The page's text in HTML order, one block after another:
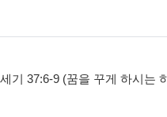
기 37:6-9 (꿈을 꾸게 하시는